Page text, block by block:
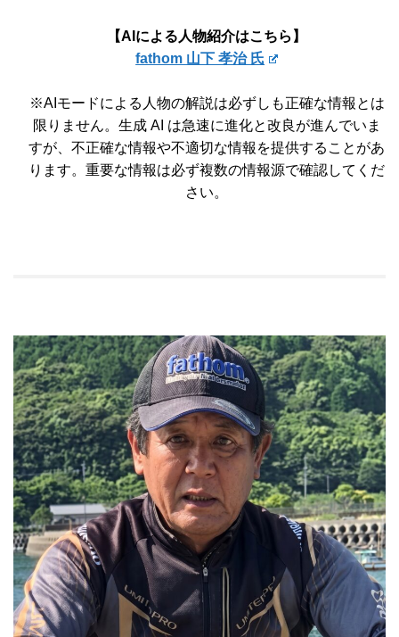
【AIによる人物紹介はこちら】
fathom 山下 孝治 氏
※AIモードによる人物の解説は必ずしも正確な情報とは
限りません。生成 AI は急速に進化と改良が進んでいま
すが、不正確な情報や不適切な情報を提供することがあ
ります。重要な情報は必ず複数の情報源で確認してくだ
さい。